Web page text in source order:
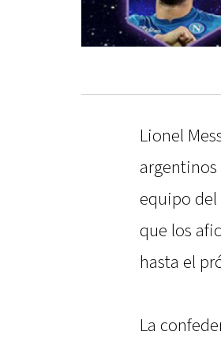
Lionel
equipo del
que los
hasta el
La